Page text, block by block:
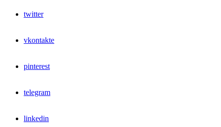
twitter
vkontakte
pinterest
telegram
linkedin